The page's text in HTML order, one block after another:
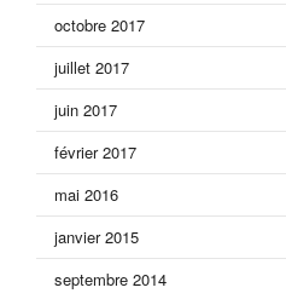
octobre 2017
juillet 2017
juin 2017
février 2017
mai 2016
janvier 2015
septembre 2014